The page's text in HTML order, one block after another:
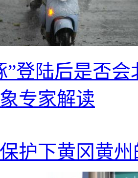
”登陆后是否
专家解读
护下黄冈黄